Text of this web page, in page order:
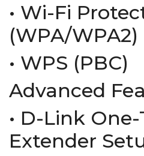
• Wi-Fi
(WPA/WPA2)
• WPS (PBC)
Advanced
• D-Link
Extender